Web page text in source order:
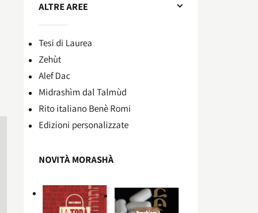
ALTRE AREE
Tesi di Laurea
Zehùt
Alef Dac
Midrashìm dal Talmùd
Rito italiano Benè Romi​
Edizioni personalizzate
NOVITÀ MORASHÀ